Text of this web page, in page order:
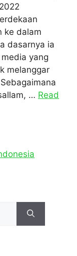
ke dalam
dasarnya ia
yang
melanggar
… Read